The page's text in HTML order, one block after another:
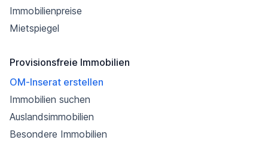
Immobilienpreise
Mietspiegel
Provisionsfreie Immobilien
OM-Inserat erstellen
Immobilien suchen
Auslandsimmobilien
Besondere Immobilien